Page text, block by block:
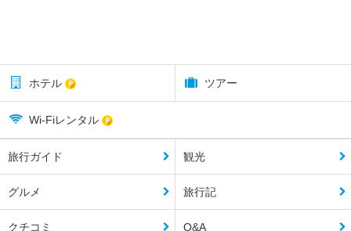
ホテル ツアー
Wi-Fiレンタル
旅行ガイド 観光
グルメ 旅行記
クチコミ Q&A